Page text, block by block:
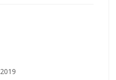
2019